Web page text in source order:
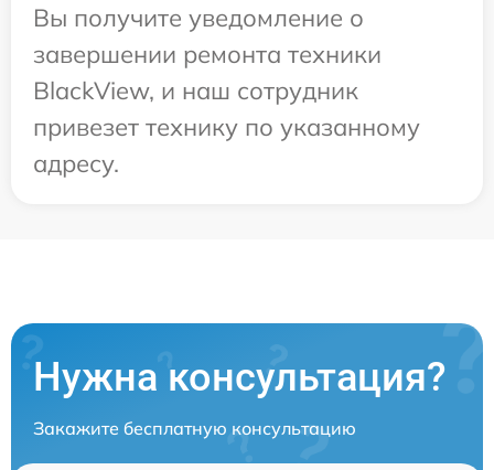
Вы получите уведомление о
завершении ремонта техники
BlackView, и наш сотрудник
привезет технику по указанному
адресу.
Нужна консультация?
Закажите бесплатную консультацию